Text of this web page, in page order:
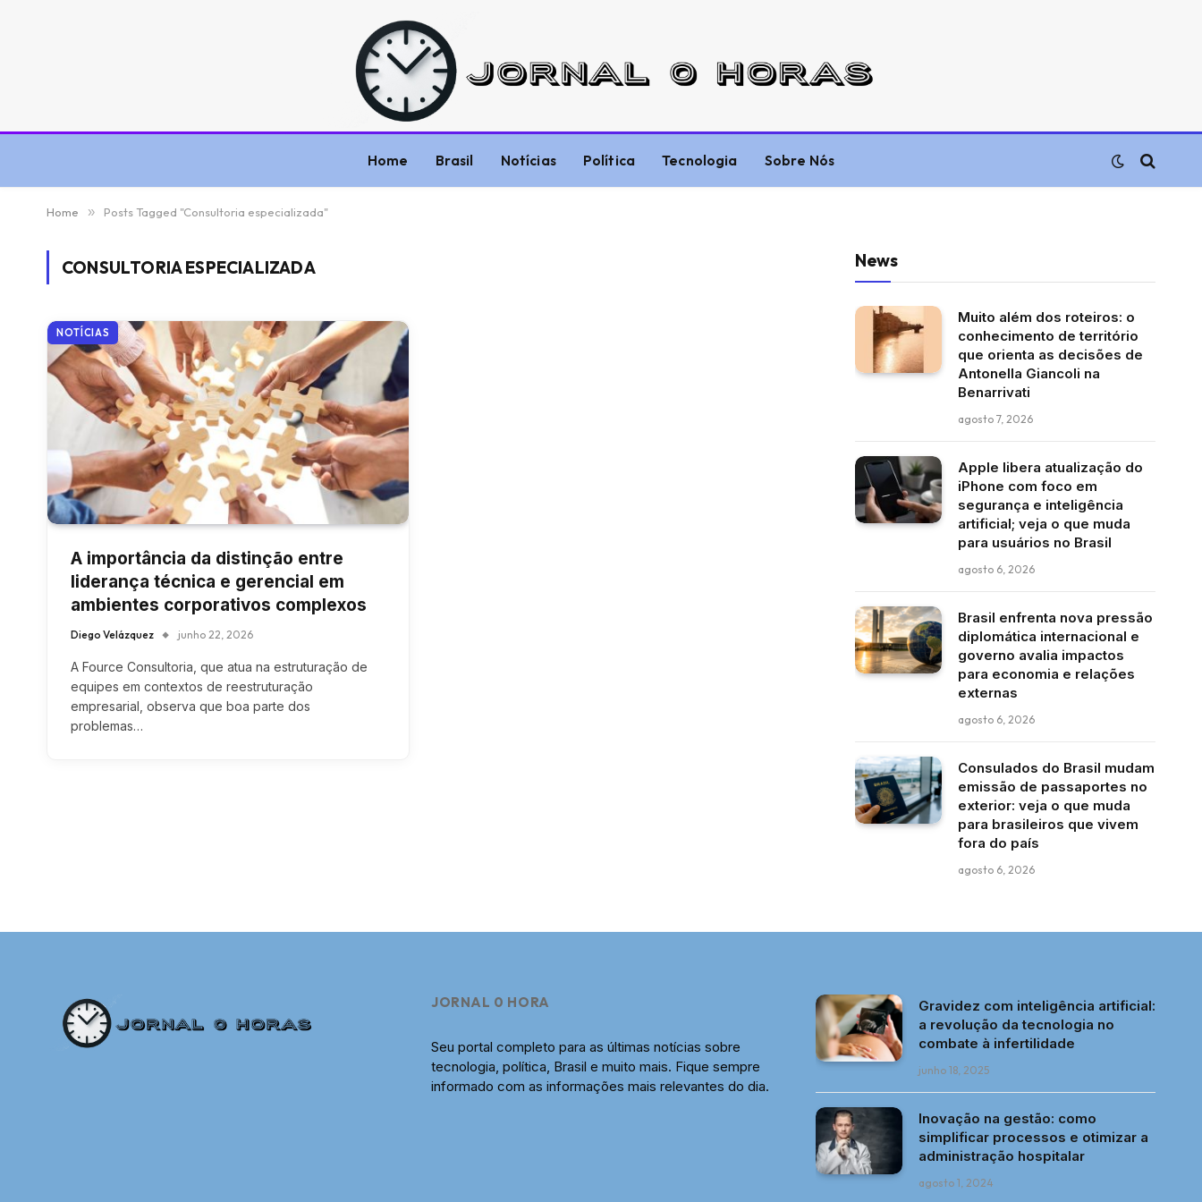
Home Brasil Notícias Política Tecnologia Sobre Nós
Home » Posts Tagged "Consultoria especializada"
CONSULTORIA ESPECIALIZADA
NOTÍCIAS
A importância da distinção entre
liderança técnica e gerencial em
ambientes corporativos complexos
Diego Velázquez junho 22, 2026
A Fource Consultoria, que atua na estruturação de
equipes em contextos de reestruturação
empresarial, observa que boa parte dos
problemas…
News
Muito além dos roteiros: o
conhecimento de território
que orienta as decisões de
Antonella Giancoli na
Benarrivati
agosto 7, 2026
Apple libera atualização do
iPhone com foco em
segurança e inteligência
artificial; veja o que muda
para usuários no Brasil
agosto 6, 2026
Brasil enfrenta nova pressão
diplomática internacional e
governo avalia impactos
para economia e relações
externas
agosto 6, 2026
Consulados do Brasil mudam
emissão de passaportes no
exterior: veja o que muda
para brasileiros que vivem
fora do país
agosto 6, 2026
JORNAL 0 HORA
Seu portal completo para as últimas notícias sobre
tecnologia, política, Brasil e muito mais. Fique sempre
informado com as informações mais relevantes do dia.
Gravidez com inteligência artificial:
a revolução da tecnologia no
combate à infertilidade
junho 18, 2025
Inovação na gestão: como
simplificar processos e otimizar a
administração hospitalar
agosto 1, 2024